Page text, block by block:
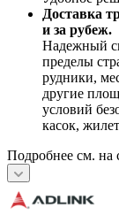
Доставка
и за рубеж.
Надежный
пределы
рудники,
другие
условий
касок,
Подробнее см. на